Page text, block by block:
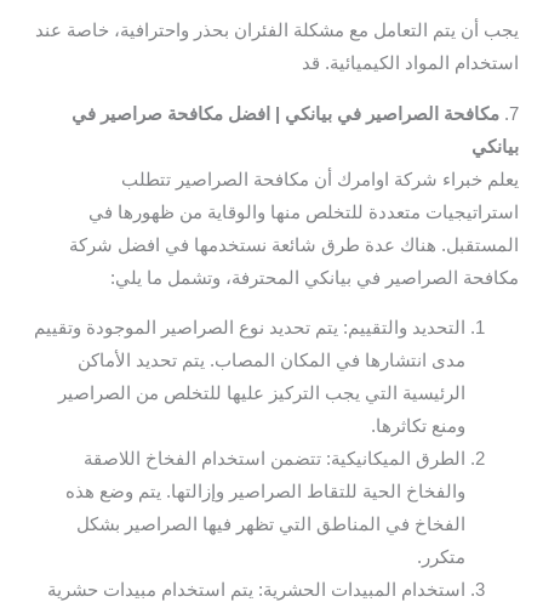
يجب أن يتم التعامل مع مشكلة الفئران بحذر واحترافية، خاصة عند
استخدام المواد الكيميائية. قد
7. مكافحة الصراصير في بيانكي | افضل مكافحة صراصير في
بيانكي
يعلم خبراء شركة اوامرك أن مكافحة الصراصير تتطلب
استراتيجيات متعددة للتخلص منها والوقاية من ظهورها في
المستقبل. هناك عدة طرق شائعة نستخدمها في افضل شركة
مكافحة الصراصير في بيانكي المحترفة، وتشمل ما يلي:
التحديد والتقييم: يتم تحديد نوع الصراصير الموجودة وتقييم
مدى انتشارها في المكان المصاب. يتم تحديد الأماكن
الرئيسية التي يجب التركيز عليها للتخلص من الصراصير
ومنع تكاثرها.
الطرق الميكانيكية: تتضمن استخدام الفخاخ اللاصقة
والفخاخ الحية للتقاط الصراصير وإزالتها. يتم وضع هذه
الفخاخ في المناطق التي تظهر فيها الصراصير بشكل
متكرر.
استخدام المبيدات الحشرية: يتم استخدام مبيدات حشرية